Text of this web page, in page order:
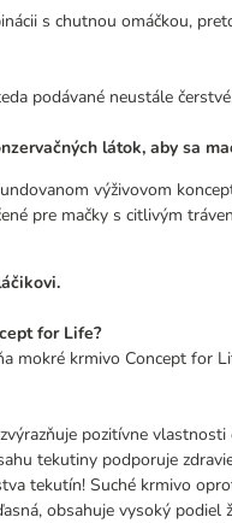
s chutnou omáčkou,
podávané neustále
látok, aby sa
výživovom
pre mačky s citlivým
for Life?
mokré krmivo Concept for
pozitívne
tekutiny podporuje
tekutín! Suché krmivo
obsahuje vysoký